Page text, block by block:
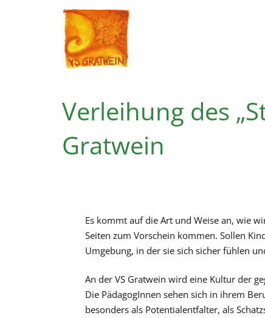
Verleihung des
Gratwein
Es kommt auf die Art und Weise an, wie
Seiten zum Vorschein kommen. Sollen
Umgebung, in der sie sich sicher fühlen
An der VS Gratwein wird eine Kultur der
Die PädagogInnen sehen sich in ihrem
besonders als Potentialentfalter, als